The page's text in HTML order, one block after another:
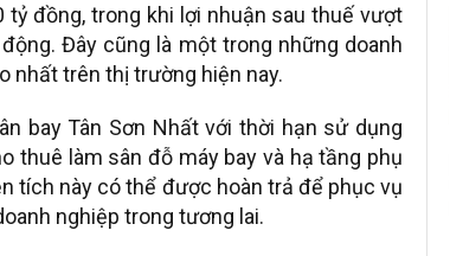
tỷ đồng, trong khi lợi nhuận sau thuế vượt
Đây cũng là một trong những doanh
nhất trên thị trường hiện nay.
bay Tân Sơn Nhất với thời hạn sử dụng
thuê làm sân đỗ máy bay và hạ tầng phụ
tích này có thể được hoàn trả để phục vụ
nghiệp trong tương lai.